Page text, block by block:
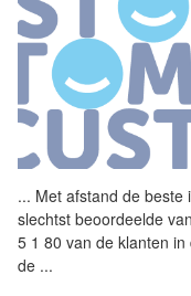
... Met afstand de beste
slechtst beoordeelde
5 1 80 van de klanten
de ...